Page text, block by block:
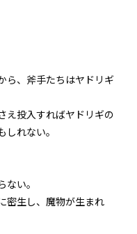
のグルメ】と迷宮攻略
のグルメ】と迷宮攻略
室の鍔迫り合い？
アゲ
ら、斧手たちはヤドリギ
え投入すればヤドリギの
れない。
い。
密生し、魔物が生まれ